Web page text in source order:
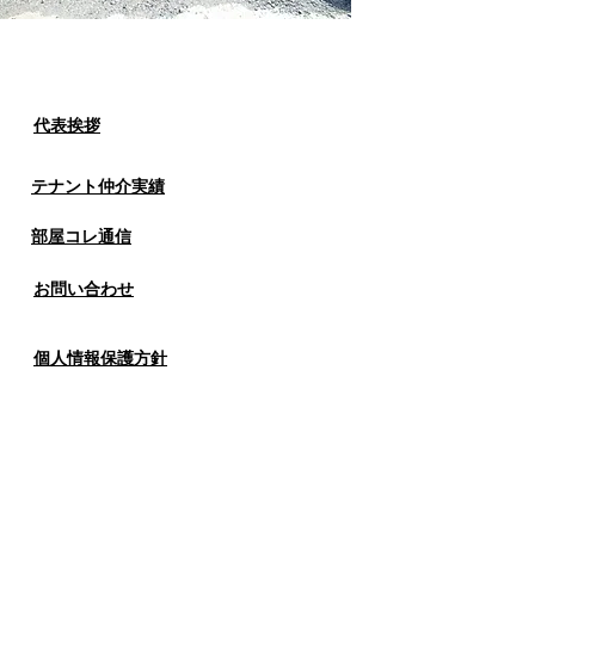
代表挨拶
テナント仲介実績
部屋コレ通信
お問い合わせ
個人情報保護方針